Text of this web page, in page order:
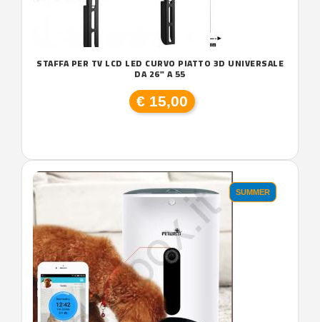
STAFFA PER TV LCD LED CURVO PIATTO 3D UNIVERSALE
DA 26" A 55
€ 15,00
SUMMER